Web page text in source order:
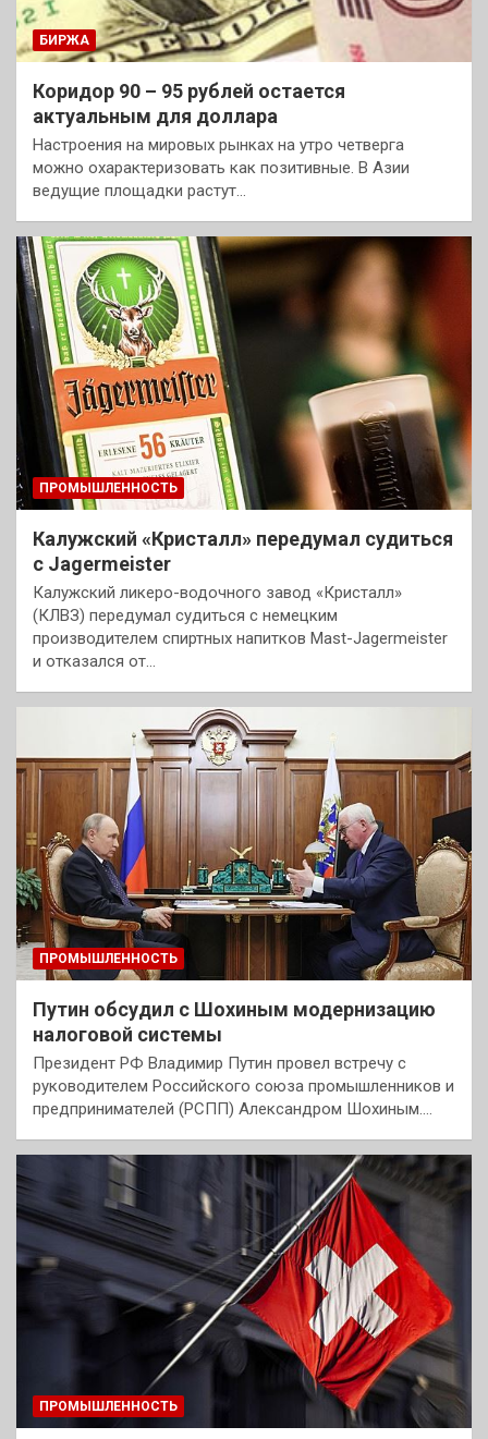
БИРЖА
Коридор 90 – 95 рублей остается
актуальным для доллара
Настроения на мировых рынках на утро четверга
можно охарактеризовать как позитивные. В Азии
ведущие площадки растут…
ПРОМЫШЛЕННОСТЬ
Калужский «Кристалл» передумал судиться
с Jagermeister
Калужский ликеро-водочного завод «Кристалл»
(КЛВЗ) передумал судиться с немецким
производителем спиртных напитков Mast-Jagermeister
и отказался от…
ПРОМЫШЛЕННОСТЬ
Путин обсудил с Шохиным модернизацию
налоговой системы
Президент РФ Владимир Путин провел встречу с
руководителем Российского союза промышленников и
предпринимателей (РСПП) Александром Шохиным.…
ПРОМЫШЛЕННОСТЬ